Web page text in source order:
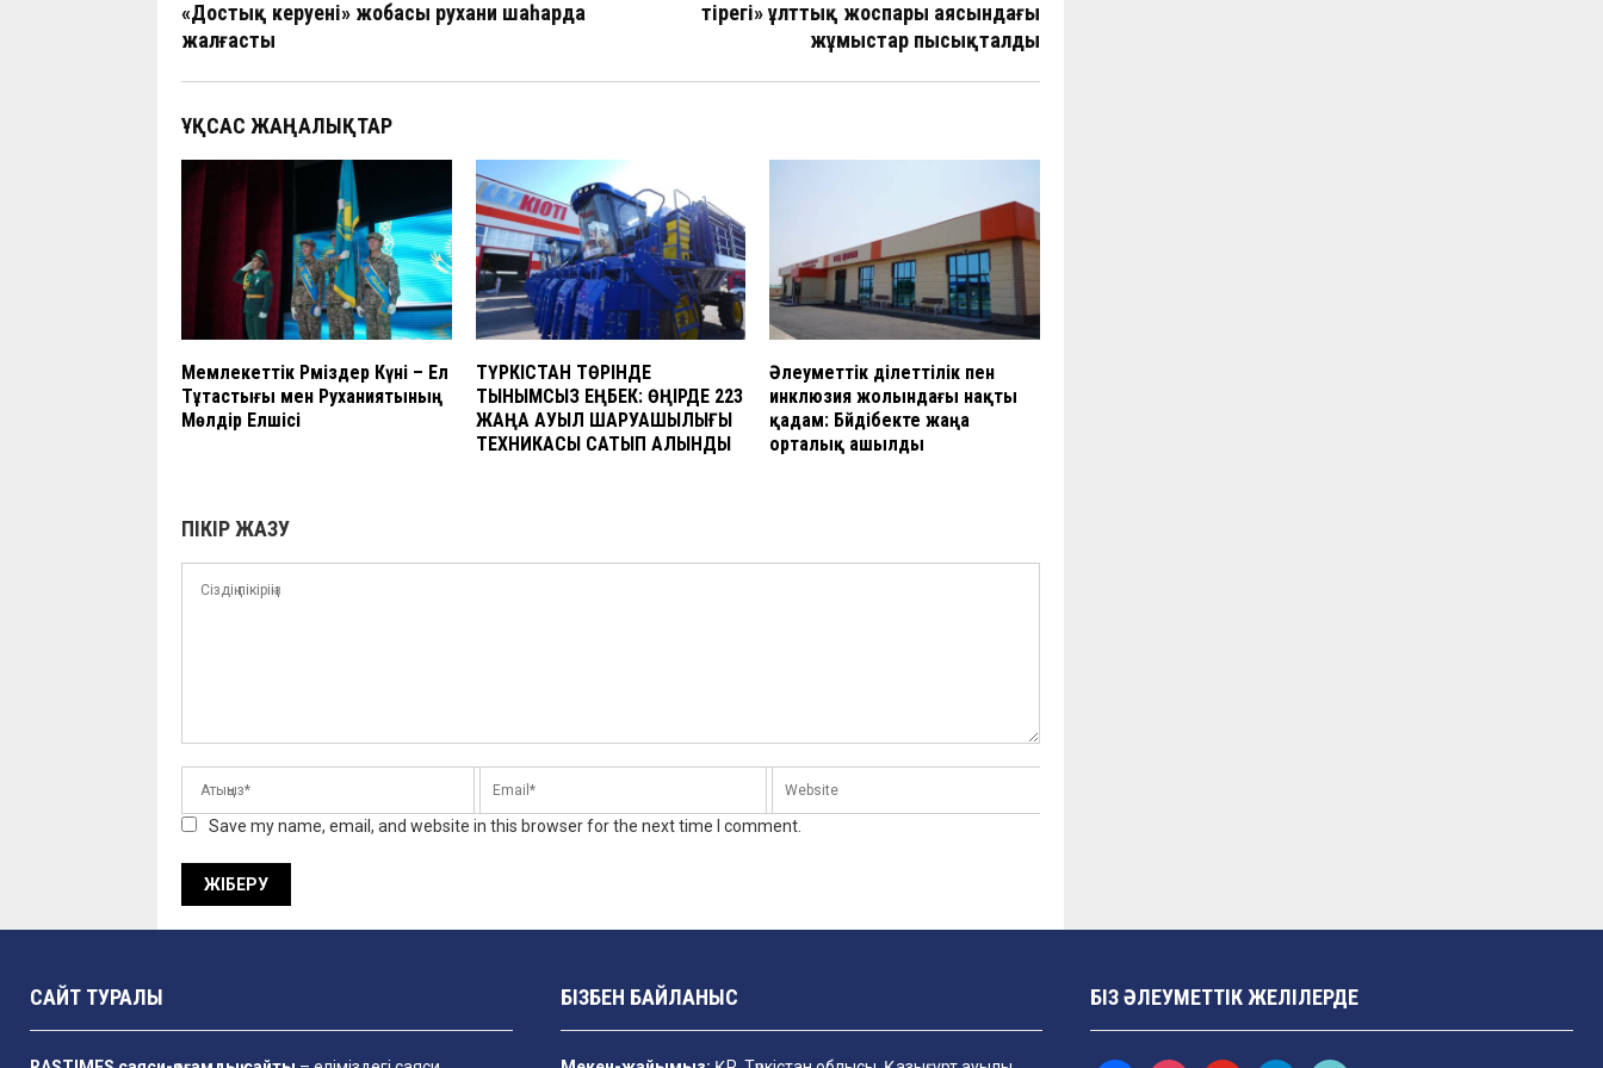
o
o
k
A
p
a
at n
а
и
«Достық керуені» жобасы рухани шаһарда
жалғасты
тірегі» ұлттық жоспары аясындағы
жұмыстар пысықталды
ҰҚСАС ЖАҢАЛЫҚТАР
Мемлекеттік Рәміздер Күні – Ел
Тұтастығы мен Руханиятының
Мөлдір Елшісі
ТҮРКІСТАН ТӨРІНДЕ
ТЫНЫМСЫЗ ЕҢБЕК: ӨҢІРДЕ 223
ЖАҢА АУЫЛ ШАРУАШЫЛЫҒЫ
ТЕХНИКАСЫ САТЫП АЛЫНДЫ
Әлеуметтік әділеттілік пен
инклюзия жолындағы нақты
қадам: Бәйдібекте жаңа
орталық ашылды
ПІКІР ЖАЗУ
Save my name, email, and website in this browser for the next time I comment.
САЙТ ТУРАЛЫ БІЗБЕН БАЙЛАНЫС БІЗ ӘЛЕУМЕТТІК ЖЕЛІЛЕРДЕ